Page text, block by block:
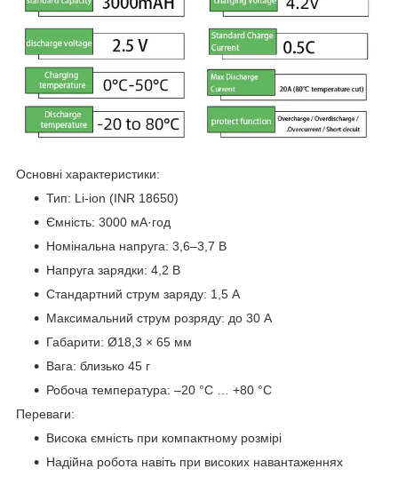
Основні характеристики:
Тип: Li-ion (INR 18650)
Ємність: 3000 мА·год
Номінальна напруга: 3,6–3,7 В
Напруга зарядки: 4,2 В
Стандартний струм заряду: 1,5 А
Максимальний струм розряду: до 30 А
Габарити: Ø18,3 × 65 мм
Вага: близько 45 г
Робоча температура: –20 °C … +80 °C
Переваги:
Висока ємність при компактному розмірі
Надійна робота навіть при високих навантаженнях